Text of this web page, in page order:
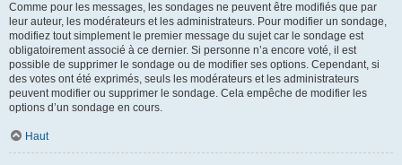
Comme pour les messages, les sondages ne peuvent être modifiés que par
leur auteur, les modérateurs et les administrateurs. Pour modifier un sondage,
modifiez tout simplement le premier message du sujet car le sondage est
obligatoirement associé à ce dernier. Si personne n’a encore voté, il est
possible de supprimer le sondage ou de modifier ses options. Cependant, si
des votes ont été exprimés, seuls les modérateurs et les administrateurs
peuvent modifier ou supprimer le sondage. Cela empêche de modifier les
options d’un sondage en cours.
Haut